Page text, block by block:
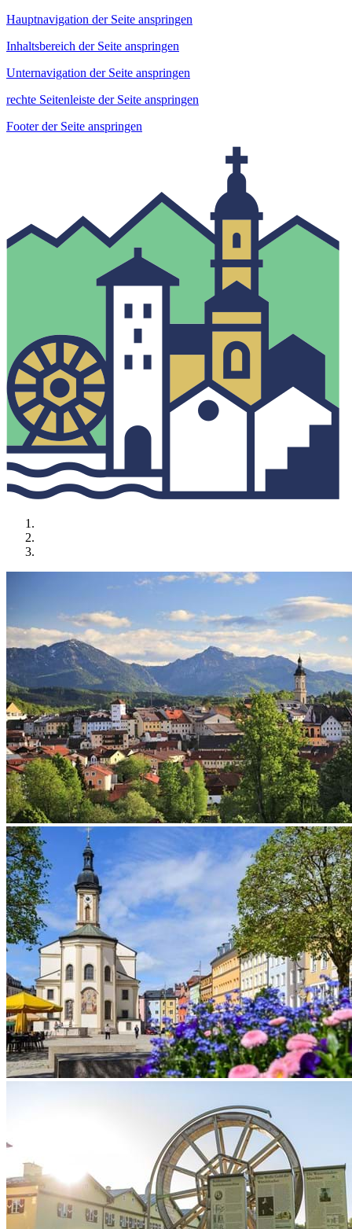
Hauptnavigation der Seite anspringen
Inhaltsbereich der Seite anspringen
Unternavigation der Seite anspringen
rechte Seitenleiste der Seite anspringen
Footer der Seite anspringen